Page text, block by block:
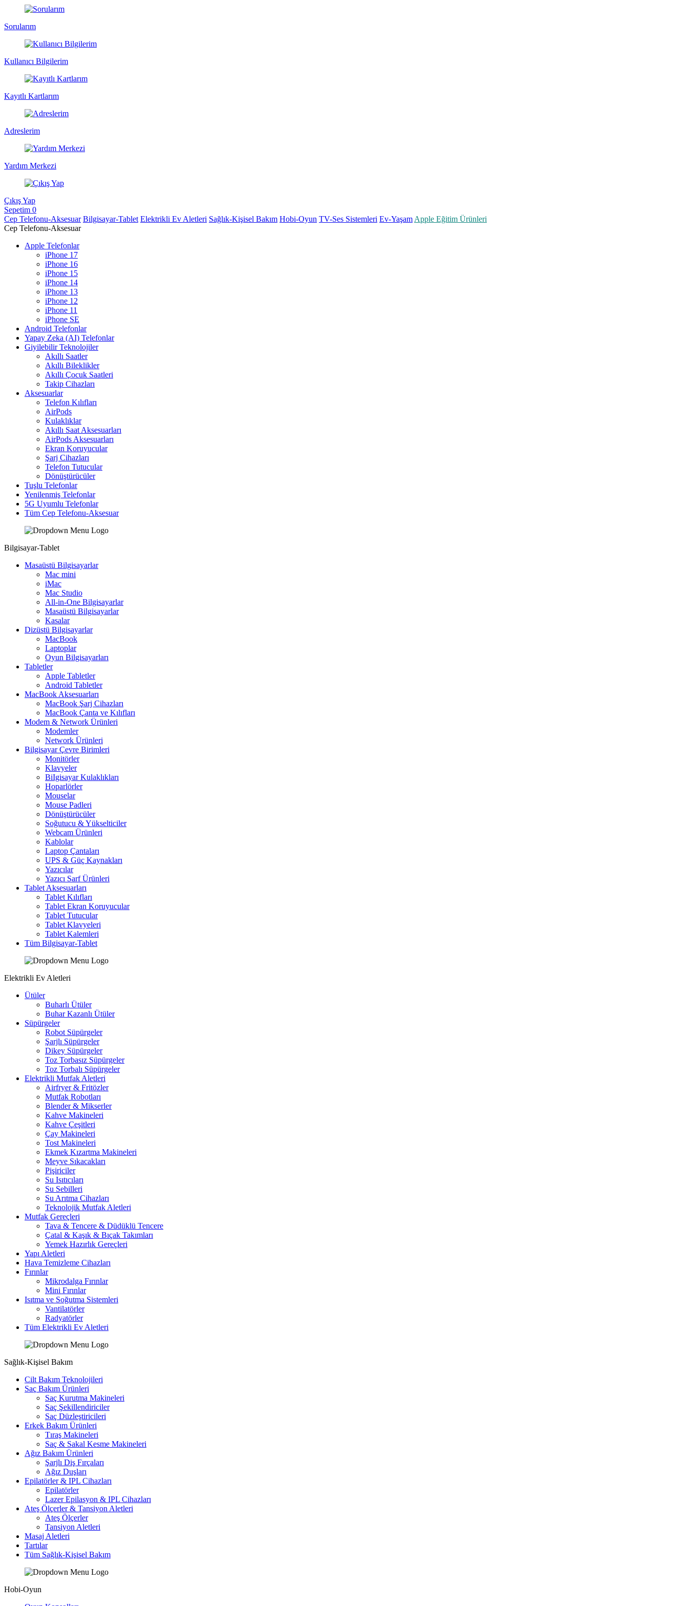
Sorularım
Kullanıcı Bilgilerim
Kayıtlı Kartlarım
Adreslerim
Yardım Merkezi
Çıkış Yap
Sepetim 0
Cep Telefonu-Aksesuar Bilgisayar-Tablet Elektrikli Ev Aletleri Sağlık-Kişisel Bakım Hobi-Oyun TV-Ses Sistemleri Ev-Yaşam Apple Eğitim Ürünleri
Cep Telefonu-Aksesuar
Apple Telefonlar
iPhone 17
iPhone 16
iPhone 15
iPhone 14
iPhone 13
iPhone 12
iPhone 11
iPhone SE
Android Telefonlar
Yapay Zeka (AI) Telefonlar
Giyilebilir Teknolojiler
Akıllı Saatler
Akıllı Bileklikler
Akıllı Çocuk Saatleri
Takip Cihazları
Aksesuarlar
Telefon Kılıfları
AirPods
Kulaklıklar
Akıllı Saat Aksesuarları
AirPods Aksesuarları
Ekran Koruyucular
Şarj Cihazları
Telefon Tutucular
Dönüştürücüler
Tuşlu Telefonlar
Yenilenmiş Telefonlar
5G Uyumlu Telefonlar
Tüm Cep Telefonu-Aksesuar
Bilgisayar-Tablet
Masaüstü Bilgisayarlar
Mac mini
iMac
Mac Studio
All-in-One Bilgisayarlar
Masaüstü Bilgisayarlar
Kasalar
Dizüstü Bilgisayarlar
MacBook
Laptoplar
Oyun Bilgisayarları
Tabletler
Apple Tabletler
Android Tabletler
MacBook Aksesuarları
MacBook Şarj Cihazları
MacBook Çanta ve Kılıfları
Modem & Network Ürünleri
Modemler
Network Ürünleri
Bilgisayar Çevre Birimleri
Monitörler
Klavyeler
BiIgisayar Kulaklıkları
Hoparlörler
Mouselar
Mouse Padleri
Dönüştürücüler
Soğutucu & Yükselticiler
Webcam Ürünleri
Kablolar
Laptop Çantaları
UPS & Güç Kaynakları
Yazıcılar
Yazıcı Sarf Ürünleri
Tablet Aksesuarları
Tablet Kılıfları
Tablet Ekran Koruyucular
Tablet Tutucular
Tablet Klavyeleri
Tablet Kalemleri
Tüm Bilgisayar-Tablet
Elektrikli Ev Aletleri
Ütüler
Buharlı Ütüler
Buhar Kazanlı Ütüler
Süpürgeler
Robot Süpürgeler
Şarjlı Süpürgeler
Dikey Süpürgeler
Toz Torbasız Süpürgeler
Toz Torbalı Süpürgeler
Elektrikli Mutfak Aletleri
Airfryer & Fritözler
Mutfak Robotları
Blender & Mikserler
Kahve Makineleri
Kahve Çeşitleri
Çay Makineleri
Tost Makineleri
Ekmek Kızartma Makineleri
Meyve Sıkacakları
Pişiriciler
Su Isıtıcıları
Su Sebilleri
Su Arıtma Cihazları
Teknolojik Mutfak Aletleri
Mutfak Gereçleri
Tava & Tencere & Düdüklü Tencere
Çatal & Kaşık & Bıçak Takımları
Yemek Hazırlık Gereçleri
Yapı Aletleri
Hava Temizleme Cihazları
Fırınlar
Mikrodalga Fırınlar
Mini Fırınlar
Isıtma ve Soğutma Sistemleri
Vantilatörler
Radyatörler
Tüm Elektrikli Ev Aletleri
Sağlık-Kişisel Bakım
Cilt Bakım Teknolojileri
Saç Bakım Ürünleri
Saç Kurutma Makineleri
Saç Şekillendiriciler
Saç Düzleştiricileri
Erkek Bakım Ürünleri
Tıraş Makineleri
Saç & Sakal Kesme Makineleri
Ağız Bakım Ürünleri
Şarjlı Diş Fırçaları
Ağız Duşları
Epilatörler & IPL Cihazları
Epilatörler
Lazer Epilasyon & IPL Cihazları
Ateş Ölçerler & Tansiyon Aletleri
Ateş Ölçerler
Tansiyon Aletleri
Masaj Aletleri
Tartılar
Tüm Sağlık-Kişisel Bakım
Hobi-Oyun